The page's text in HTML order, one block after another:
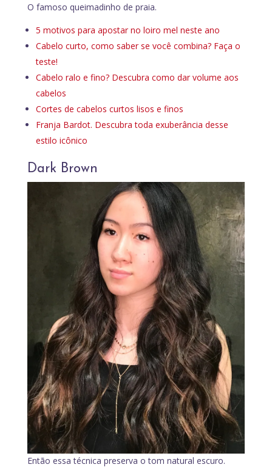
O famoso queimadinho de praia.
5 motivos para apostar no loiro mel neste ano
Cabelo curto, como saber se você combina? Faça o
teste!
Cabelo ralo e fino? Descubra como dar volume aos
cabelos
Cortes de cabelos curtos lisos e finos
Franja Bardot. Descubra toda exuberância desse
estilo icônico
Dark Brown
Então essa técnica preserva o tom natural escuro.